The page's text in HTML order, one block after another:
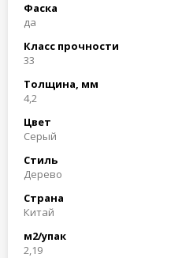
Фаска
да
Класс прочности
33
Толщина, мм
4,2
Цвет
Серый
Стиль
Дерево
Страна
Китай
м2/упак
2,19